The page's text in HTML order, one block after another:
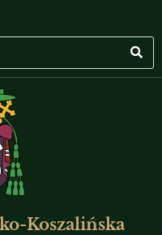
Koszalińska